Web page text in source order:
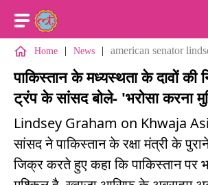
Home | News | american senator
पाकिस्तान के मध्यस्थता के दावों की
ट्रंप के सांसद बोले- 'भरोसा करना
Lindsey Graham on Khwaja
सांसद ने पाकिस्तान के रक्षा मंत्री के
जिक्र करते हुए कहा कि पाकिस्तान पर